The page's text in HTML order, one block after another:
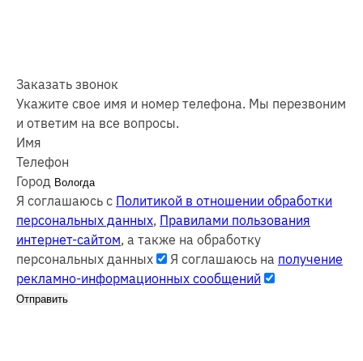
Заказать звонок
Укажите свое имя и номер телефона. Мы перезвоним
и ответим на все вопросы.
Имя
Телефон
Город
Я соглашаюсь с Политикой в отношении обработки
персональных данных, Правилами пользования
интернет-сайтом, а также на обработку
персональных данных
Я соглашаюсь на получение
рекламно-информационных сообщений
Отправить